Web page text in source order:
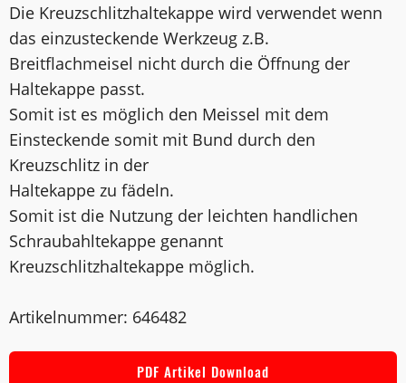
Die Kreuzschlitzhaltekappe wird verwendet wenn
das einzusteckende Werkzeug z.B.
Breitflachmeisel nicht durch die Öffnung der
Haltekappe passt.
Somit ist es möglich den Meissel mit dem
Einsteckende somit mit Bund durch den
Kreuzschlitz in der
Haltekappe zu fädeln.
Somit ist die Nutzung der leichten handlichen
Schraubahltekappe genannt
Kreuzschlitzhaltekappe möglich.
Artikelnummer: 646482
PDF Artikel Download